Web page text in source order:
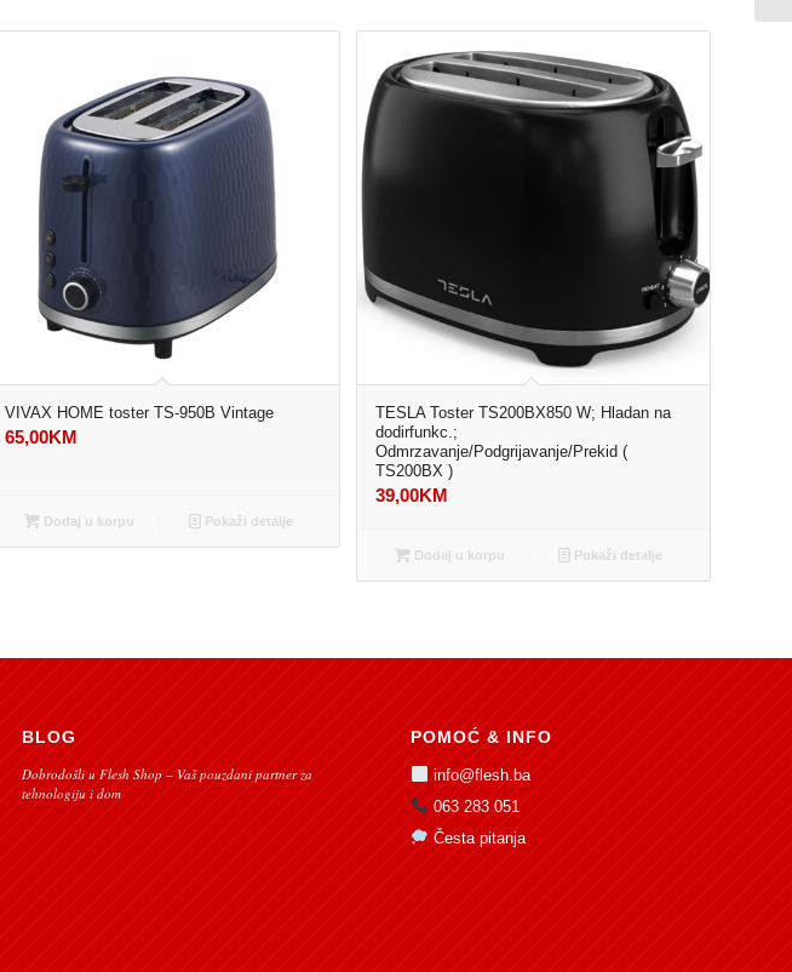
VIVAX HOME toster TS-950B Vintage
65,00KM
Dodaj u korpu Pokaži detalje
TESLA Toster TS200BX850 W; Hladan na
dodirfunkc.;
Odmrzavanje/Podgrijavanje/Prekid (
TS200BX )
39,00KM
Dodaj u korpu Pokaži detalje
BLOG
Dobrodošli u Flesh Shop – Vaš pouzdani partner za
tehnologiju i dom
POMOĆ & INFO
info@flesh.ba
063 283 051
Česta pitanja